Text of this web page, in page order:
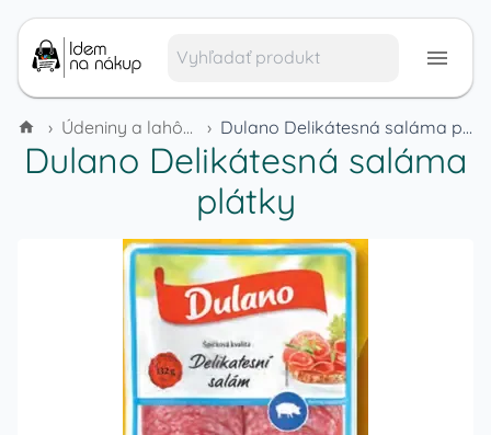
› Údeniny a lahôdky › Dulano Delikátesná saláma plátky
Dulano Delikátesná saláma
plátky